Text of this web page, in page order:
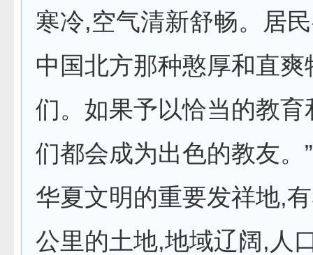
寒冷,空气清新舒畅。居
中国北方那种憨厚和直爽
们。如果予以恰当的教育
们都会成为出色的教友。
华夏文明的重要发祥地,
公里的土地,地域辽阔,人